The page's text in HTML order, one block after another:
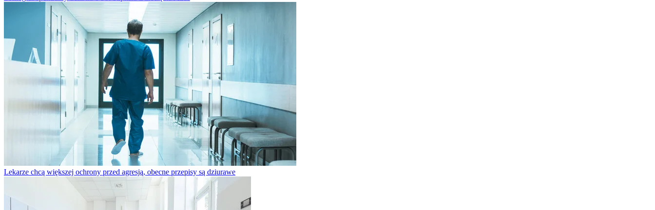
Lekarze chcą większej ochrony przed agresją, obecne przepisy są dziurawe